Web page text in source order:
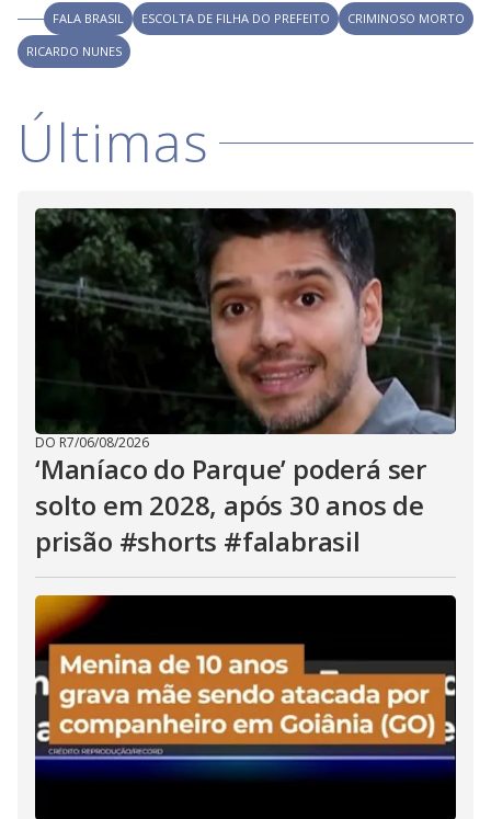
d
e
o
FALA BRASIL ESCOLTA DE FILHA DO PREFEITO
CRIMINOSO MORTO
RICARDO NUNES
Últimas
DO R7/06/08/2026
‘Maníaco do Parque’ poderá ser
solto em 2028, após 30 anos de
prisão #shorts #falabrasil